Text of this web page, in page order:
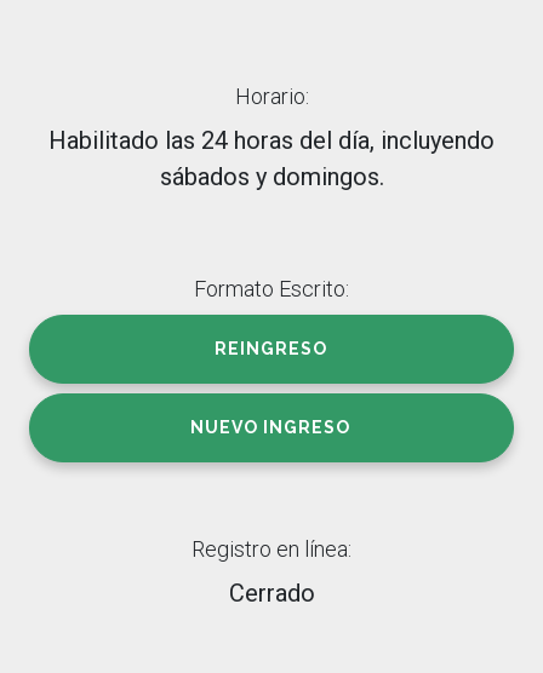
Horario:
Habilitado las 24 horas del día, incluyendo
sábados y domingos.
Formato Escrito:
REINGRESO
NUEVO INGRESO
Registro en línea:
Cerrado